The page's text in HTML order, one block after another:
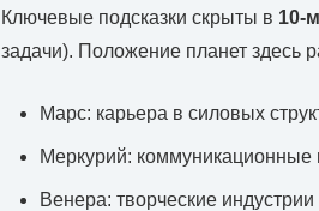
Ключевые подсказки скрыты в 10-
задачи). Положение планет здесь
Марс: карьера в силовых
Меркурий: коммуникационные
Венера: творческие индустрии